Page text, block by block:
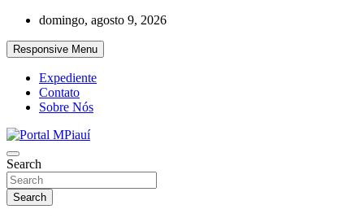
Skip
content
domingo, agosto 9, 2026
Responsive Menu
Expediente
Contato
Sobre Nós
Portal MPiauí
Notícias do Piauí – Teresina – Água Branca e todo Médio Parnaíba
Search
Search